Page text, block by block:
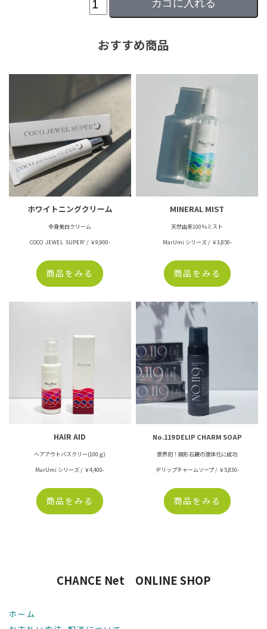
おすすめ商品
ホワイトニングクリーム
全身美白クリーム
COCO JEWEL SUPER⁺ / ￥9,900-
商品をみる
MINERAL MIST
天然由来100％ミスト
MarUmi シリーズ / ￥3,850-
商品をみる
HAIR AID
ヘアアウトバスクリー(100ｇ)
MarUmi シリーズ / ￥4,400-
商品をみる
No.119 DELIP CHARM SOAP
世界初！固形石鹸の液体化に成功
デリップチャームソープ / ￥5,830-
商品をみる
CHANCE Net ONLINE SHOP
ホーム